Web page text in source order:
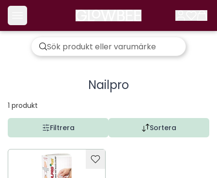
Nailpro
1 produkt
Filtrera Sortera